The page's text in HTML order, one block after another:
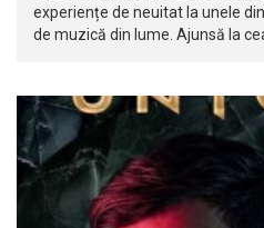
experiențe de neuitat la unele
de muzică din lume. Ajunsă la